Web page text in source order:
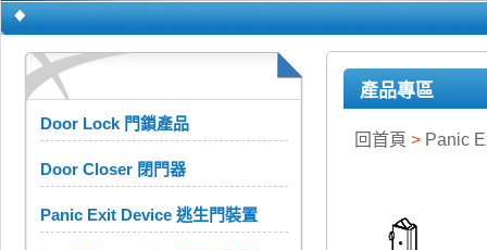
Door Lock 門鎖產品
Door Closer 閉門器
Panic Exit Device 逃生門裝置
產品專區
回首頁 > Panic